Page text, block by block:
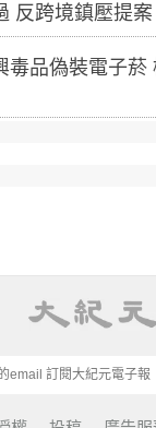
反跨境鎮壓提案
毒品偽裝電子菸